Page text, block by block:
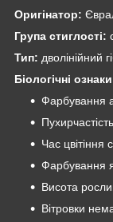
Оригінатор:
Група стиглості:
Тип: дволінійний
Біологічні
Фарбування
Час цвітіння
Фарбування
Висота
Вітровки